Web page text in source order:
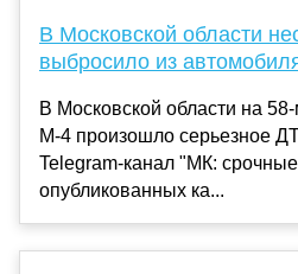
В Московской области
выбросило из
В Московской области на
М-4 произошло серьезное
Telegram-канал "МК:
опубликованных ка...